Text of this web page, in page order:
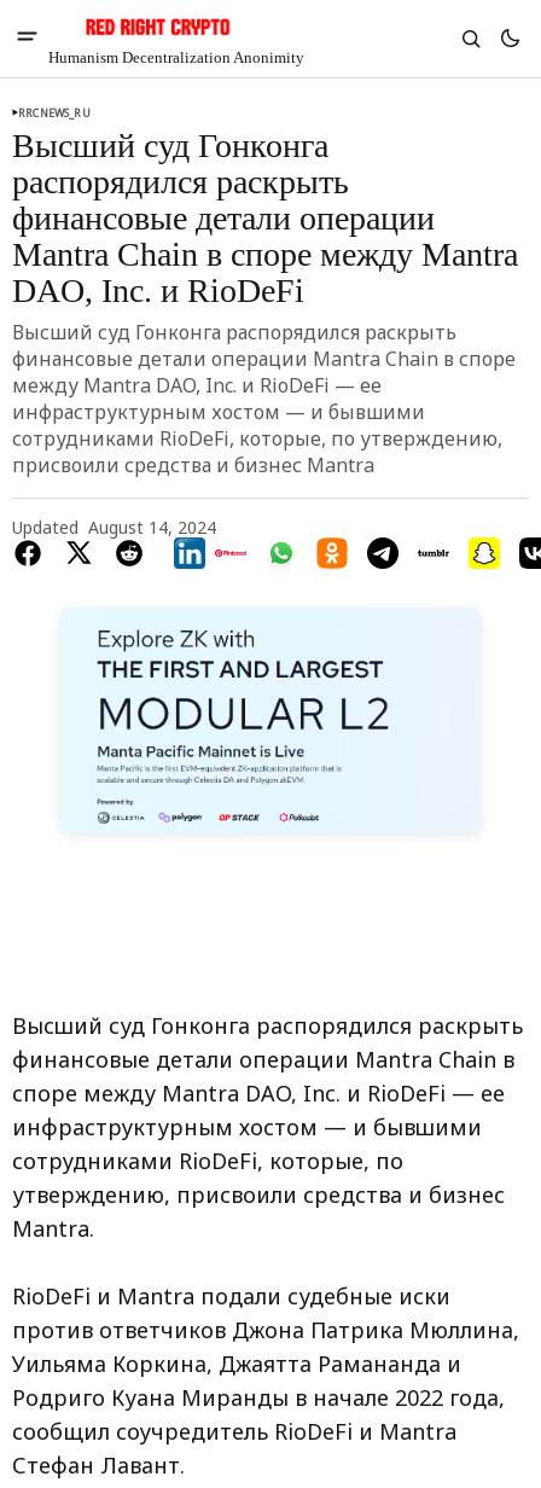
Humanism Decentralization Anonimity
Chia
-5.84%
RRCNEWS_RU
Высший суд Гонконга
распорядился раскрыть
финансовые детали операции
Mantra Chain в споре между Mantra
DAO, Inc. и RioDeFi
Высший суд Гонконга распорядился раскрыть
финансовые детали операции Mantra Chain в споре
между Mantra DAO, Inc. и RioDeFi — ее
инфраструктурным хостом — и бывшими
сотрудниками RioDeFi, которые, по утверждению,
присвоили средства и бизнес Mantra
Updated August 14, 2024
Высший суд Гонконга распорядился раскрыть
финансовые детали операции Mantra Chain в
споре между Mantra DAO, Inc. и RioDeFi — ее
инфраструктурным хостом — и бывшими
сотрудниками RioDeFi, которые, по
утверждению, присвоили средства и бизнес
Mantra.
RioDeFi и Mantra подали судебные иски
против ответчиков Джона Патрика Мюллина,
Уильяма Коркина, Джаятта Рамананда и
Родриго Куана Миранды в начале 2022 года,
сообщил соучредитель RioDeFi и Mantra
Стефан Лавант.